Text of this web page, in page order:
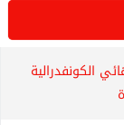
الكونفدرالية